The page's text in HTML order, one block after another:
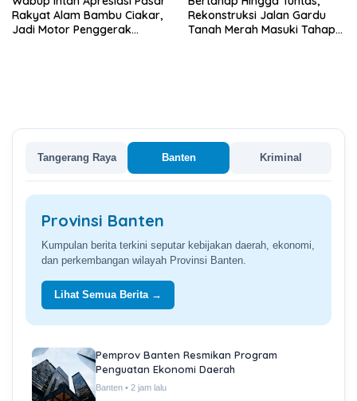
Rakyat Alam Bambu Ciakar,
Jadi Motor Penggerak
Rekonstruksi Jalan Gardu
Tanah Merah Masuki Tahap
Tangerang Raya Banten Kriminal
Provinsi Banten
Kumpulan berita terkini seputar kebijakan daerah, ekonomi,
dan perkembangan wilayah Provinsi Banten.
Lihat Semua Berita →
Pemprov Banten Resmikan Program
Penguatan Ekonomi Daerah
Banten • 2 jam lalu